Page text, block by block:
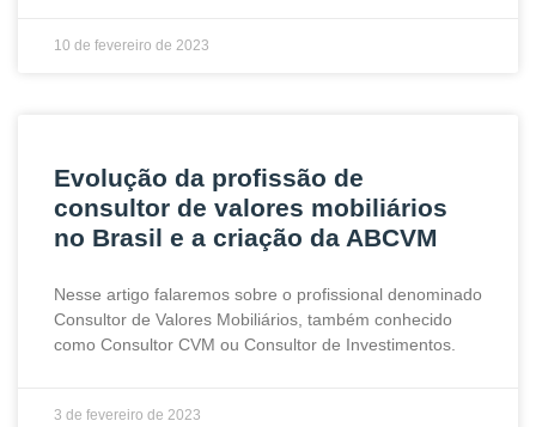
10 de fevereiro de 2023
Evolução da profissão de
consultor de valores mobiliários
no Brasil e a criação da ABCVM
Nesse artigo falaremos sobre o profissional denominado
Consultor de Valores Mobiliários, também conhecido
como Consultor CVM ou Consultor de Investimentos.
3 de fevereiro de 2023